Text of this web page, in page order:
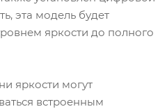
эта модель будет
яркости до полного
яркости могут
встроенным